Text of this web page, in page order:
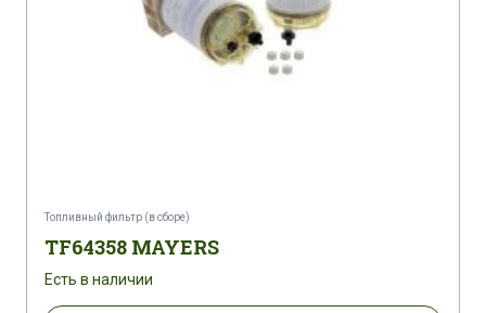
Топливный фильтр (в сборе)
TF64358 MAYERS
Есть в наличии